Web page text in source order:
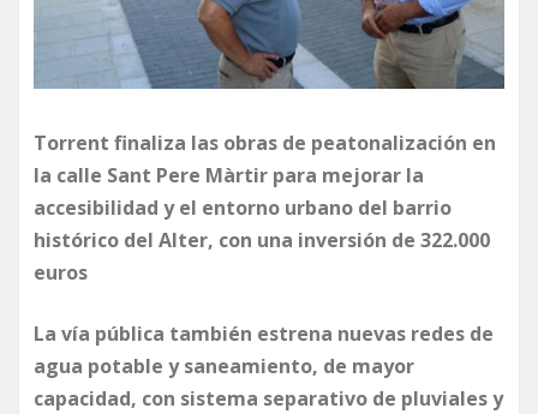
Torrent finaliza las obras de peatonalización en
la calle Sant Pere Màrtir para mejorar la
accesibilidad y el entorno urbano del barrio
histórico del Alter, con una inversión de 322.000
euros
La vía pública también estrena nuevas redes de
agua potable y saneamiento, de mayor
capacidad, con sistema separativo de pluviales y